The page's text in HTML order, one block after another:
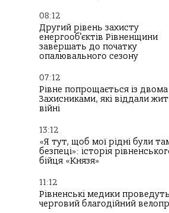
08:12
Другий рівень захисту
енергооб’єктів Рівненщини
завершать до початку
опалювального сезону
07:12
Рівне попрощається із двома
Захисниками, які віддали
війні
13:12
«Я тут, щоб мої рідні були
безпеці»: історія
бійця «Князя»
11:12
Рівненські медики проведуть
черговий благодійний